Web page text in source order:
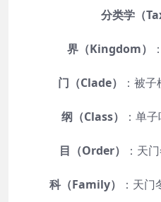
分类学（
界（Kingdom）
门（Clade） ：被
纲（Class） ：单
目（Order） ：天
科（Family） ：天